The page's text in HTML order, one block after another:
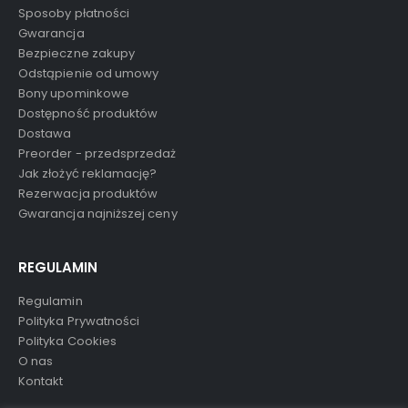
Sposoby płatności
Gwarancja
Bezpieczne zakupy
Odstąpienie od umowy
Bony upominkowe
Dostępność produktów
Dostawa
Preorder - przedsprzedaż
Jak złożyć reklamację?
Rezerwacja produktów
Gwarancja najniższej ceny
REGULAMIN
Regulamin
Polityka Prywatności
Polityka Cookies
O nas
Kontakt